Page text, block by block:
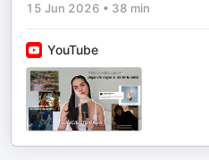
15 Jun 2026 • 38 min
YouTube